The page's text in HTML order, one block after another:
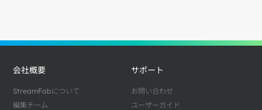
会社概要
StreamFabについて
編集チーム
サポート
お問い合わせ
ユーザーガイド